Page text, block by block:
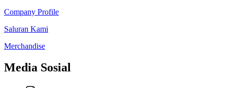
Company Profile
Saluran Kami
Merchandise
Media Sosial